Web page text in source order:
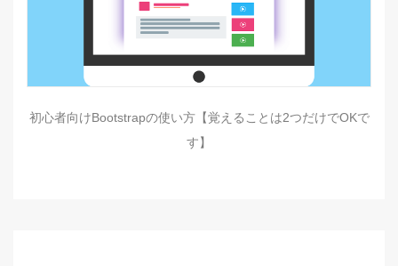
初心者向けBootstrapの使い方【覚えることは2つだけでOKで
す】